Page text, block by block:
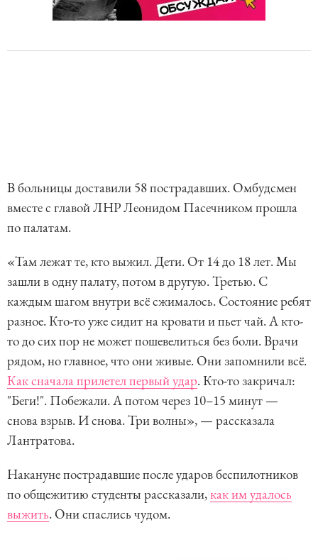
В больницы доставили 58 пострадавших. Омбудсмен
вместе с главой ЛНР Леонидом Пасечником прошла
по палатам.
«Там лежат те, кто выжил. Дети. От 14 до 18 лет. Мы
зашли в одну палату, потом в другую. Третью. С
каждым шагом внутри всё сжималось. Состояние ребят
разное. Кто-то уже сидит на кровати и пьет чай. А кто-
то до сих пор не может пошевелиться без боли. Врачи
рядом, но главное, что они живые. Они запомнили всё.
Как сначала прилетел первый удар. Кто-то закричал:
"Беги!". Побежали. А потом через 10–15 минут —
снова взрыв. И снова. Три волны», — рассказала
Лантратова.
Накануне пострадавшие после ударов беспилотников
по общежитию студенты рассказали,как им удалось
выжить. Они спаслись чудом.